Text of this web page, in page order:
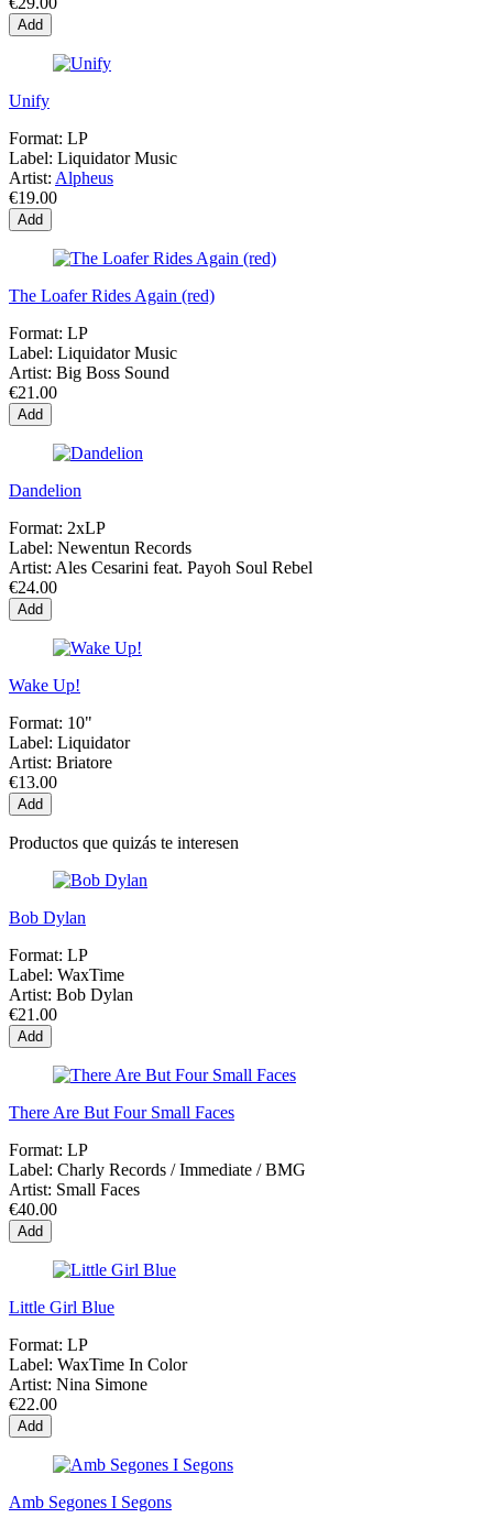
Add
Unify
Format: LP
Label: Liquidator Music
Artist: Alpheus
€19.00
Add
The Loafer Rides Again (red)
Format: LP
Label: Liquidator Music
Artist: Big Boss Sound
€21.00
Add
Dandelion
Format: 2xLP
Label: Newentun Records
Artist: Ales Cesarini feat. Payoh Soul Rebel
€24.00
Add
Wake Up!
Format: 10"
Label: Liquidator
Artist: Briatore
€13.00
Add
Productos que quizás te interesen
Bob Dylan
Format: LP
Label: WaxTime
Artist: Bob Dylan
€21.00
Add
There Are But Four Small Faces
Format: LP
Label: Charly Records / Immediate / BMG
Artist: Small Faces
€40.00
Add
Little Girl Blue
Format: LP
Label: WaxTime In Color
Artist: Nina Simone
€22.00
Add
Amb Segones I Segons